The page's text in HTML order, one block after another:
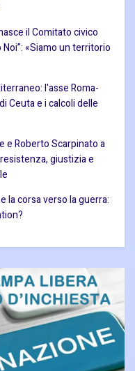
il Comitato civico
«Siamo un territorio
l'asse Roma-
Ceuta e i calcoli delle
e Roberto Scarpinato a
giustizia e
la corsa verso la guerra: